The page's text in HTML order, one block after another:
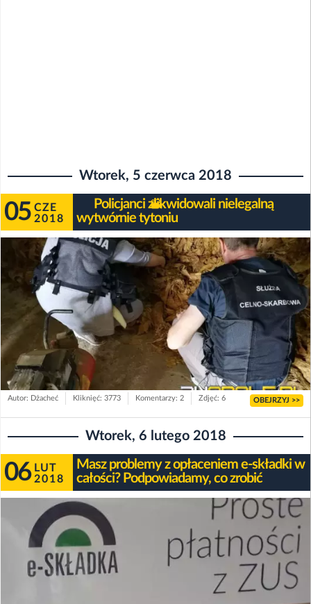
Wtorek, 5 czerwca 2018
05 CZE
2018
Policjanci zlikwidowali nielegalną
wytwórnie tytoniu
Autor: Dżacheć Kliknięć: 3773 Komentarzy: 2 Zdjęć: 6 OBEJRZYJ >>
Wtorek, 6 lutego 2018
06 LUT
2018
Masz problemy z opłaceniem e-składki w
całości? Podpowiadamy, co zrobić